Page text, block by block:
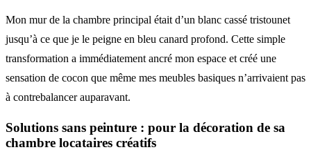
Mon mur de la chambre principal était d’un blanc cassé tristounet
jusqu’à ce que je le peigne en bleu canard profond. Cette simple
transformation a immédiatement ancré mon espace et créé une
sensation de cocon que même mes meubles basiques n’arrivaient pas
à contrebalancer auparavant.
Solutions sans peinture : pour la décoration de sa
chambre locataires créatifs